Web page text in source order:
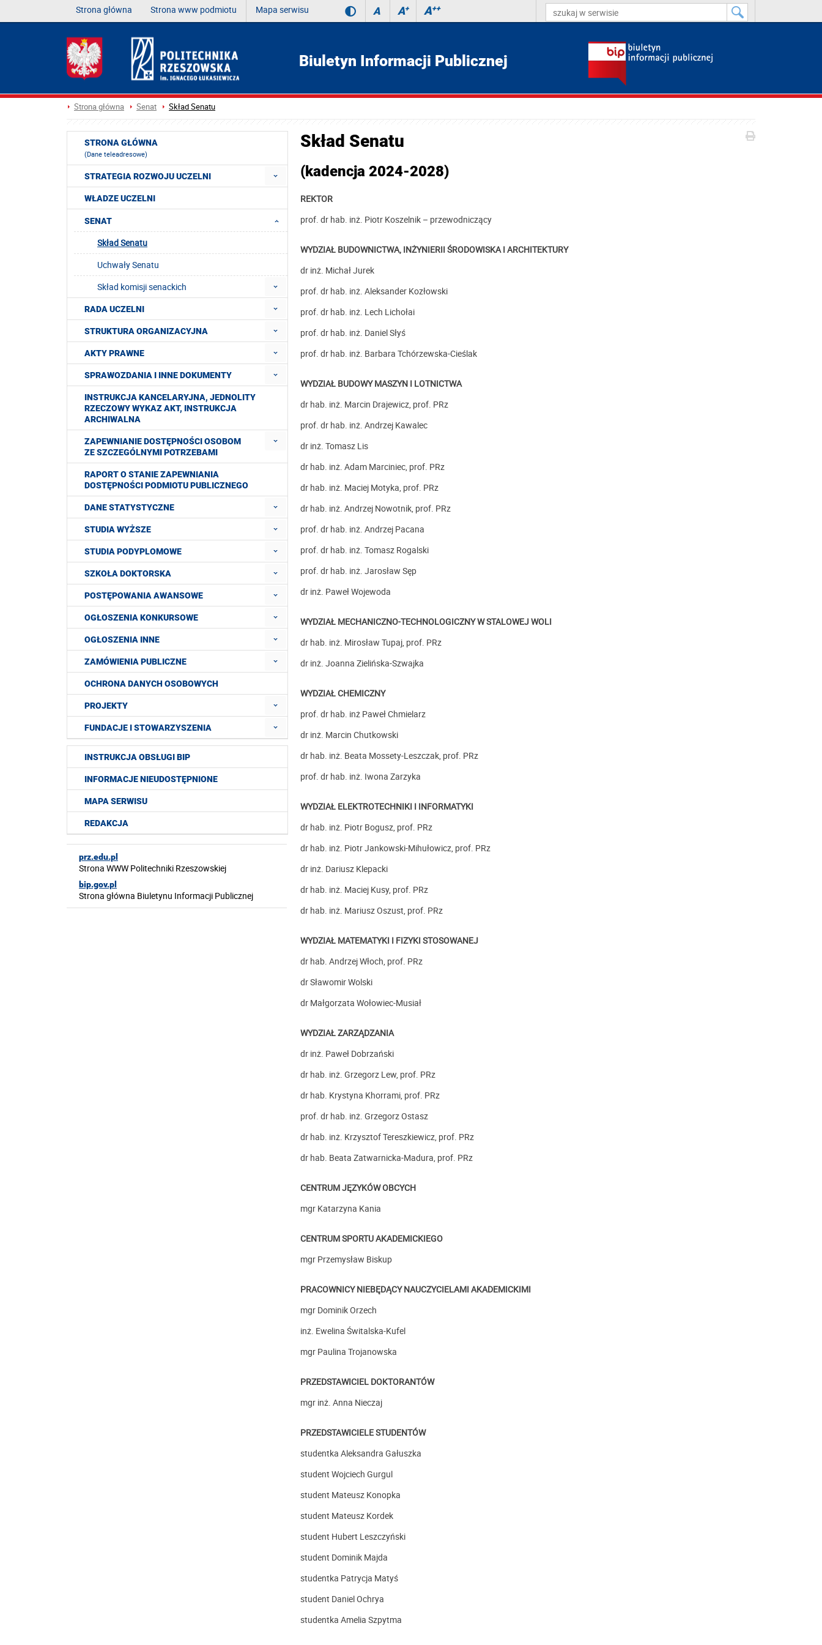
Strona główna Strona www podmiotu Mapa serwisu A A+ A++
Biuletyn Informacji Publicznej
Strona główna Senat Skład Senatu
Skład Senatu
(kadencja 2024-2028)
REKTOR
prof. dr hab. inż. Piotr Koszelnik – przewodniczący
WYDZIAŁ BUDOWNICTWA, INŻYNIERII ŚRODOWISKA I ARCHITEKTURY
dr inż. Michał Jurek
prof. dr hab. inż. Aleksander Kozłowski
prof. dr hab. inż. Lech Lichołai
prof. dr hab. inż. Daniel Słyś
prof. dr hab. inż. Barbara Tchórzewska-Cieślak
WYDZIAŁ BUDOWY MASZYN I LOTNICTWA
dr hab. inż. Marcin Drajewicz, prof. PRz
prof. dr hab. inż. Andrzej Kawalec
dr inż. Tomasz Lis
dr hab. inż. Adam Marciniec, prof. PRz
dr hab. inż. Maciej Motyka, prof. PRz
dr hab. inż. Andrzej Nowotnik, prof. PRz
prof. dr hab. inż. Andrzej Pacana
prof. dr hab. inż. Tomasz Rogalski
prof. dr hab. inż. Jarosław Sęp
dr inż. Paweł Wojewoda
WYDZIAŁ MECHANICZNO-TECHNOLOGICZNY W STALOWEJ WOLI
dr hab. inż. Mirosław Tupaj, prof. PRz
dr inż. Joanna Zielińska-Szwajka
WYDZIAŁ CHEMICZNY
prof. dr hab. inż Paweł Chmielarz
dr inż. Marcin Chutkowski
dr hab. inż. Beata Mossety-Leszczak, prof. PRz
prof. dr hab. inż. Iwona Zarzyka
WYDZIAŁ ELEKTROTECHNIKI I INFORMATYKI
dr hab. inż. Piotr Bogusz, prof. PRz
dr hab. inż. Piotr Jankowski-Mihułowicz, prof. PRz
dr inż. Dariusz Klepacki
dr hab. inż. Maciej Kusy, prof. PRz
dr hab. inż. Mariusz Oszust, prof. PRz
WYDZIAŁ MATEMATYKI I FIZYKI STOSOWANEJ
dr hab. Andrzej Włoch, prof. PRz
dr Sławomir Wolski
dr Małgorzata Wołowiec-Musiał
WYDZIAŁ ZARZĄDZANIA
dr inż. Paweł Dobrzański
dr hab. inż. Grzegorz Lew, prof. PRz
dr hab. Krystyna Khorrami, prof. PRz
prof. dr hab. inż. Grzegorz Ostasz
dr hab. inż. Krzysztof Tereszkiewicz, prof. PRz
dr hab. Beata Zatwarnicka-Madura, prof. PRz
CENTRUM JĘZYKÓW OBCYCH
mgr Katarzyna Kania
CENTRUM SPORTU AKADEMICKIEGO
mgr Przemysław Biskup
PRACOWNICY NIEBĘDĄCY NAUCZYCIELAMI AKADEMICKIMI
mgr Dominik Orzech
inż. Ewelina Świtalska-Kufel
mgr Paulina Trojanowska
PRZEDSTAWICIEL DOKTORANTÓW
mgr inż. Anna Nieczaj
PRZEDSTAWICIELE STUDENTÓW
studentka Aleksandra Gałuszka
student Wojciech Gurgul
student Mateusz Konopka
student Mateusz Kordek
student Hubert Leszczyński
student Dominik Majda
studentka Patrycja Matyś
student Daniel Ochrya
studentka Amelia Szpytma
STRONA GŁÓWNA
(Dane teleadresowe)
STRATEGIA ROZWOJU UCZELNI
WŁADZE UCZELNI
SENAT
Skład Senatu
Uchwały Senatu
Skład komisji senackich
RADA UCZELNI
STRUKTURA ORGANIZACYJNA
AKTY PRAWNE
SPRAWOZDANIA I INNE DOKUMENTY
INSTRUKCJA KANCELARYJNA, JEDNOLITY
RZECZOWY WYKAZ AKT, INSTRUKCJA
ARCHIWALNA
ZAPEWNIANIE DOSTĘPNOŚCI OSOBOM
ZE SZCZEGÓLNYMI POTRZEBAMI
RAPORT O STANIE ZAPEWNIANIA
DOSTĘPNOŚCI PODMIOTU PUBLICZNEGO
DANE STATYSTYCZNE
STUDIA WYŻSZE
STUDIA PODYPLOMOWE
SZKOŁA DOKTORSKA
POSTĘPOWANIA AWANSOWE
OGŁOSZENIA KONKURSOWE
OGŁOSZENIA INNE
ZAMÓWIENIA PUBLICZNE
OCHRONA DANYCH OSOBOWYCH
PROJEKTY
FUNDACJE I STOWARZYSZENIA
INSTRUKCJA OBSŁUGI BIP
INFORMACJE NIEUDOSTĘPNIONE
MAPA SERWISU
REDAKCJA
prz.edu.pl
Strona WWW Politechniki Rzeszowskiej
bip.gov.pl
Strona główna Biuletynu Informacji Publicznej